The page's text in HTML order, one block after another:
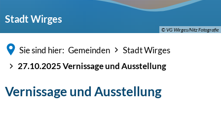
© VG Wirges/Nitz Fotografie
Stadt Wirges
Sie sind hier: Gemeinden
Stadt Wirges
27.10.2025 Vernissage und Ausstellung
Vernissage und Ausstellung